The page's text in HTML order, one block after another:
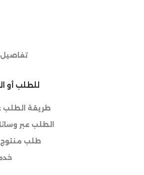
للطلب أو
طريقة الطلب
الطلب عبر
طلب منتوج